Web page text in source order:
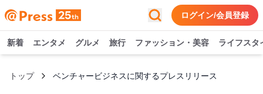
ログイン/会員登録
新着 エンタメ グルメ 旅行 ファッション・美容 ライフスタ
トップ ベンチャービジネスに関するプレスリリース